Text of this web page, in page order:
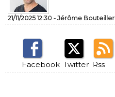
21/11/2025 12:30 -Jérôme Bouteiller
Facebook Twitter Rss